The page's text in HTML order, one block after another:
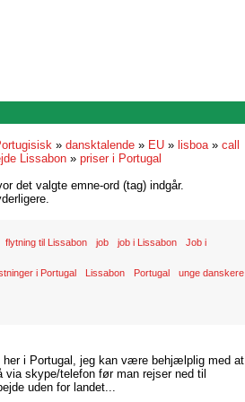
» dansktalende » EU » lisboa» call
Lissabon » priser i Portugal
det valgte emne-ord (tag) indgår.
flytning til Lissabon job job i Lissabon Job i
i Portugal Lissabon Portugal unge danskere
i Portugal, jeg kan være behjælplig med at
skype/telefon før man rejser ned til
uden for landet...